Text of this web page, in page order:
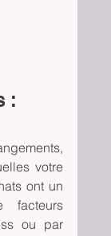
:
votre
ont un
facteurs
ou par